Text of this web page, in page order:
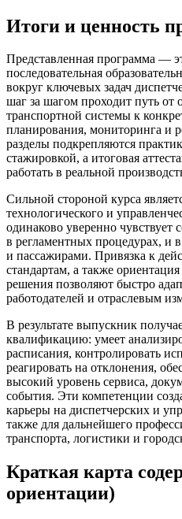
Итоги и ценность
Представленная программа —
последовательная
вокруг ключевых задач
шаг за шагом проходит путь от
транспортной системы к
планирования, мониторинга и
разделы подкрепляются
стажировкой, а итоговая
работать в реальной
Сильной стороной курса
технологического и
одинаково уверенно
в регламентных процедурах, и
и пассажирами. Привязка к
стандартам, а также
решения позволяют быстро
работодателей и отраслевым
В результате выпускник
квалификацию: умеет
расписания, контролировать
реагировать на отклонения,
высокий уровень сервиса,
события. Эти компетенции
карьеры на диспетчерских и
также для дальнейшего
транспорта, логистики и
Краткая карта
ориентации)